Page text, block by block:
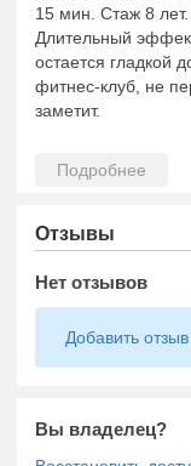
15 мин. Стаж 8 лет.
Длительный
остается гладкой
фитнес-клуб, не
заметит.
Отзывы
Нет отзывов
Добавить отзыв
Вы владелец?